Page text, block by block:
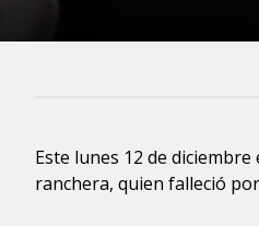
Este lunes 12 de
ranchera, quien falleció